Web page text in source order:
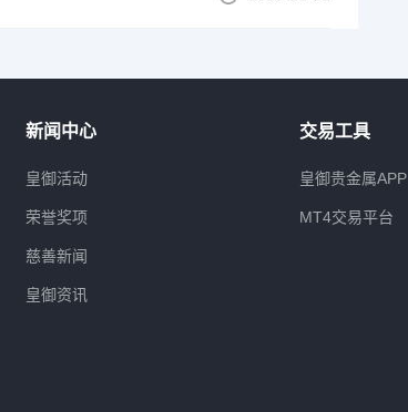
新闻中心
皇御活动
荣誉奖项
慈善新闻
皇御资讯
交易工具
皇御贵金属APP
MT4交易平台